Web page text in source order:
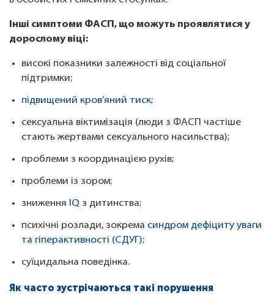
Інші симптоми ФАСП, що можуть проявлятися у
дорослому віці:
високі показники залежності від соціальної
підтримки;
підвищений кров’яний тиск;
сексуальна віктимізація (люди з ФАСП частіше
стають жертвами сексуального насильства);
проблеми з координацією рухів;
проблеми із зором;
зниження IQ з дитинства;
психічні розлади, зокрема синдром дефіциту уваги
та гіперактивності (СДУГ);
суїцидальна поведінка.
Як часто зустрічаються такі порушення